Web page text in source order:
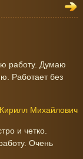
работу. Думаю
Работает без
Михайлович
и четко.
Очень